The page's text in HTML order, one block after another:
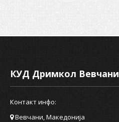
КУД Дримкол Вевчани
Контакт инфо:
Вевчани, Македонија